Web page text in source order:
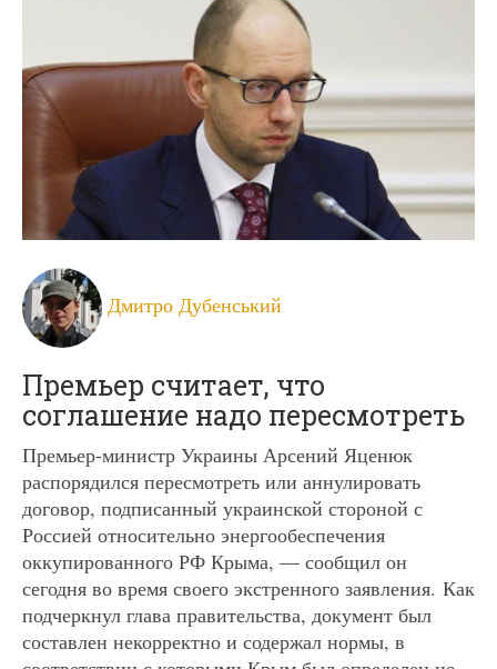
Дмитро Дубенський
Премьер считает, что
соглашение надо пересмотреть
Премьер-министр Украины Арсений Яценюк
распорядился пересмотреть или аннулировать
договор, подписанный украинской стороной с
Россией относительно энергообеспечения
оккупированного РФ Крыма, — сообщил он
сегодня во время своего экстренного заявления. Как
подчеркнул глава правительства, документ был
составлен некорректно и содержал нормы, в